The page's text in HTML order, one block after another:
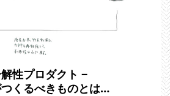
性プロダクト ‒
くるべきものとは…